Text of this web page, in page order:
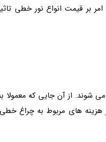
بر قیمت انواع نور خطی
شوند. از آن جایی که معمولا
های مربوط به چراغ